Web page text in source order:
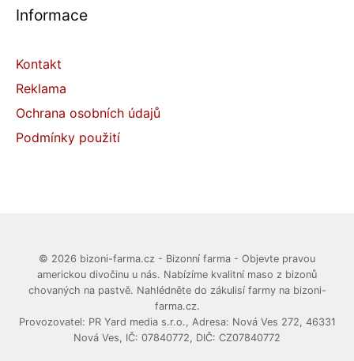
Informace
Kontakt
Reklama
Ochrana osobních údajů
Podmínky použití
© 2026 bizoni-farma.cz - Bizonní farma - Objevte pravou
americkou divočinu u nás. Nabízíme kvalitní maso z bizonů
chovaných na pastvě. Nahlédněte do zákulisí farmy na bizoni-
farma.cz.
Provozovatel: PR Yard media s.r.o., Adresa: Nová Ves 272, 46331
Nová Ves, IČ: 07840772, DIČ: CZ07840772